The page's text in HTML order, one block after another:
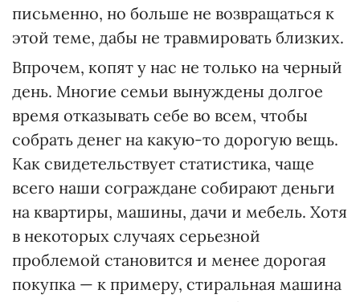
письменно, но больше не возвращаться к
этой теме, дабы не травмировать близких.
Впрочем, копят у нас не только на черный
день. Многие семьи вынуждены долгое
время отказывать себе во всем, чтобы
собрать денег на какую-то дорогую вещь.
Как свидетельствует статистика, чаще
всего наши сограждане собирают деньги
на квартиры, машины, дачи и мебель. Хотя
в некоторых случаях серьезной
проблемой становится и менее дорогая
покупка — к примеру, стиральная машина